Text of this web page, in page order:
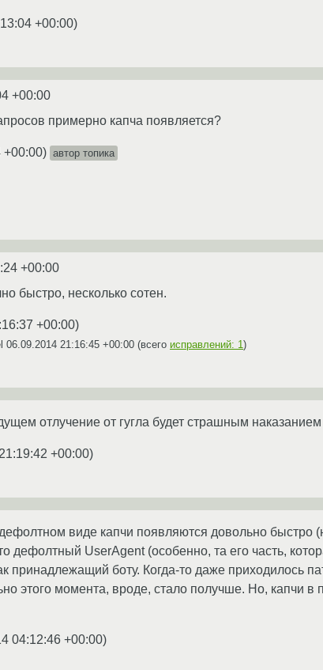
+00:00)
+00:00
примерно капча появляется?
+00:00) автор топика
+00:00
быстро, несколько сотен.
+00:00)
06.09.2014 21:16:45 +00:00 (всего исправлений: 1)
отлучение от гугла будет страшным наказанием
+00:00)
виде капчи появляются довольно быстро
дефолтный UserAgent (особенно, та его часть,
принадлежащий боту. Когда-то даже приходилось
этого момента, вроде, стало получше. Но, капчи в
04:12:46 +00:00)